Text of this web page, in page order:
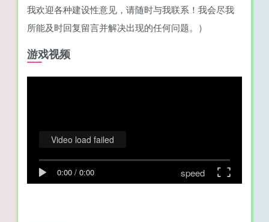
我欢迎各种建设性意见，请随时与我联系！我会尽我
所能及时回复留言并解决出现的任何问题。）
游戏视频
0:00 / 0:00 speed
Video load failed